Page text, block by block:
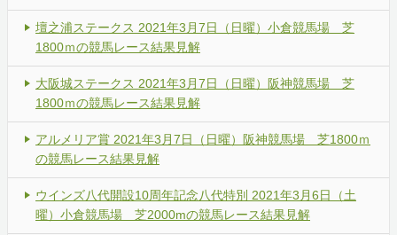
壇之浦ステークス 2021年3月7日（日曜）小倉競馬場 芝
1800ｍの競馬レース結果見解
大阪城ステークス 2021年3月7日（日曜）阪神競馬場 芝
1800ｍの競馬レース結果見解
アルメリア賞 2021年3月7日（日曜）阪神競馬場 芝1800ｍ
の競馬レース結果見解
ウインズ八代開設10周年記念八代特別 2021年3月6日（土
曜）小倉競馬場 芝2000mの競馬レース結果見解